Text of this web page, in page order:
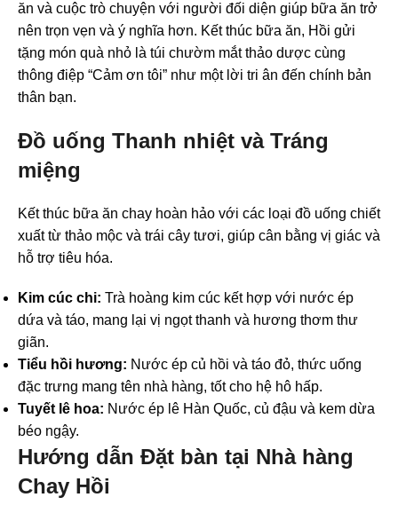
ăn và cuộc trò chuyện với người đối diện giúp bữa ăn trở
nên trọn vẹn và ý nghĩa hơn. Kết thúc bữa ăn, Hồi gửi
tặng món quà nhỏ là túi chườm mắt thảo dược cùng
thông điệp “Cảm ơn tôi” như một lời tri ân đến chính bản
thân bạn.
Đồ uống Thanh nhiệt và Tráng
miệng
Kết thúc bữa ăn chay hoàn hảo với các loại đồ uống chiết
xuất từ thảo mộc và trái cây tươi, giúp cân bằng vị giác và
hỗ trợ tiêu hóa.
Kim cúc chi: Trà hoàng kim cúc kết hợp với nước ép
dứa và táo, mang lại vị ngọt thanh và hương thơm thư
giãn.
Tiểu hồi hương: Nước ép củ hồi và táo đỏ, thức uống
đặc trưng mang tên nhà hàng, tốt cho hệ hô hấp.
Tuyết lê hoa: Nước ép lê Hàn Quốc, củ đậu và kem dừa
béo ngậy.
Hướng dẫn Đặt bàn tại Nhà hàng
Chay Hồi